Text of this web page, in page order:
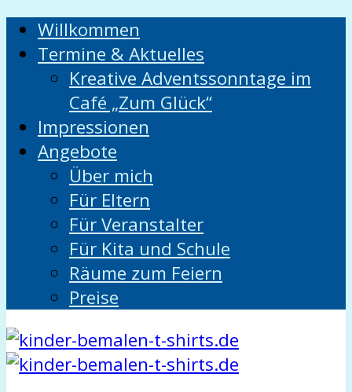
Willkommen
Termine & Aktuelles
Kreative Adventssonntage im
Café „Zum Glück“
Impressionen
Angebote
Über mich
Für Eltern
Für Veranstalter
Für Kita und Schule
Räume zum Feiern
Preise